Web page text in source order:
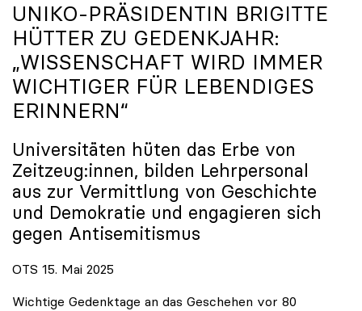
UNIKO-PRÄSIDENTIN BRIGITTE
HÜTTER ZU GEDENKJAHR:
„WISSENSCHAFT WIRD IMMER
WICHTIGER FÜR LEBENDIGES
ERINNERN“
Universitäten hüten das Erbe von
Zeitzeug:innen, bilden Lehrpersonal
aus zur Vermittlung von Geschichte
und Demokratie und engagieren sich
gegen Antisemitismus
OTS 15. Mai 2025
Wichtige Gedenktage an das Geschehen vor 80